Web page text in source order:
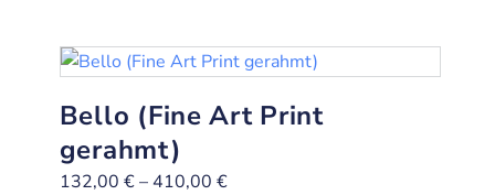
Bello (Fine Art Print
gerahmt)
132,00 €– 410,00 €